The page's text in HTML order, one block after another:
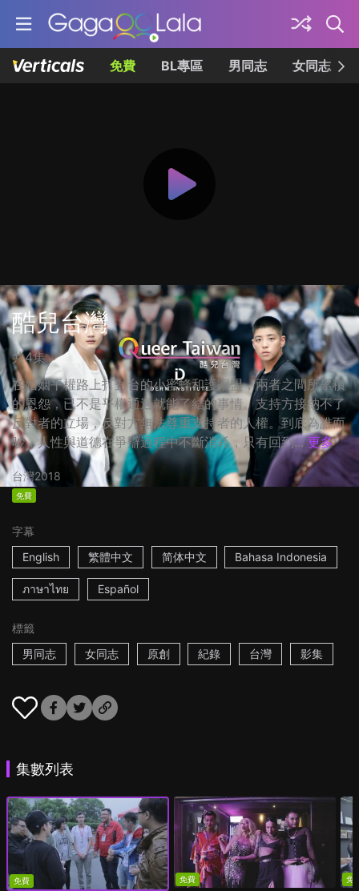
免費 BL專區 男同志 女同志
酷兒台灣
共4集
在婚姻平權路上打對台的小蜜蜂和護家盟，兩者之間所累積
的恩怨，已不是平權通過就能了結的事情。支持方接納不了
反對者的立場，反對方無法尊重支持者的人權。到底為誰而
吵，人性與道德在爭辯過程中不斷消耗，只有回到... 更多
台灣2018
免費
字幕
English
繁體中文 简体中文 Bahasa Indonesia
ภาษาไทย Español
標籤
男同志
女同志 原創 紀錄 台灣 影集
集數列表
免費 免費 免